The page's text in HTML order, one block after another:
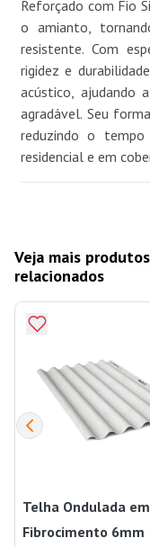
Reforçado com Fio
o amianto,
resistente. Com
rigidez e
acústico, ajudando
agradável. Seu
reduzindo o
residencial e em
Veja mais produtos
relacionados
Telha Ondulada em
Fibrocimento 6mm